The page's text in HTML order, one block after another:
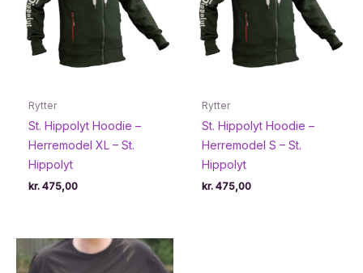
Rytter
St. Hippolyt Hoodie –
Herremodel XL – St.
Hippolyt
kr. 475,00
Rytter
St. Hippolyt Hoodie –
Herremodel S – St.
Hippolyt
kr. 475,00